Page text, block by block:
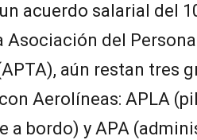
acuerdo salarial del
Asociación del
aún restan tres
Aerolíneas: APLA
a bordo) y APA